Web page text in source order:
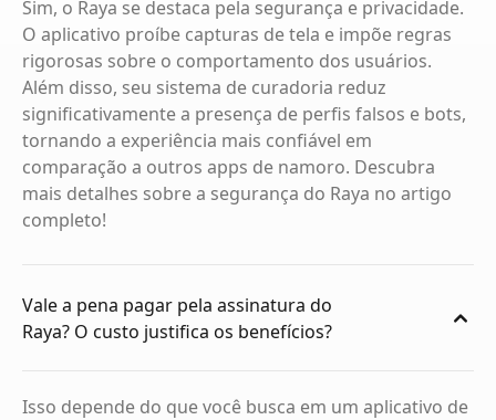
Sim, o Raya se destaca pela segurança e privacidade.
O aplicativo proíbe capturas de tela e impõe regras
rigorosas sobre o comportamento dos usuários.
Além disso, seu sistema de curadoria reduz
significativamente a presença de perfis falsos e bots,
tornando a experiência mais confiável em
comparação a outros apps de namoro. Descubra
mais detalhes sobre a segurança do Raya no artigo
completo!
Vale a pena pagar pela assinatura do
Raya? O custo justifica os benefícios?
Isso depende do que você busca em um aplicativo de